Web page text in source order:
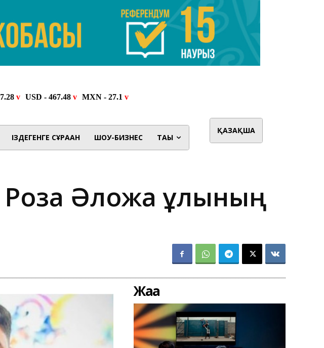
ІЗДЕГЕНГЕ СҰРАҒАН ШОУ-БИЗНЕС ТАҒЫ
ҚАЗАҚША
Роза Әлқожа ұлының
Жаңа